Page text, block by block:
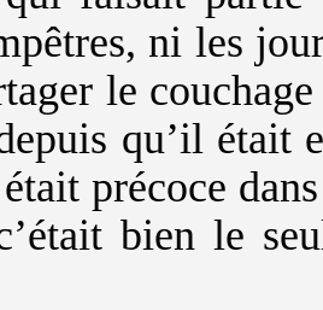
ni les
le
qu’il était
précoce
bien le